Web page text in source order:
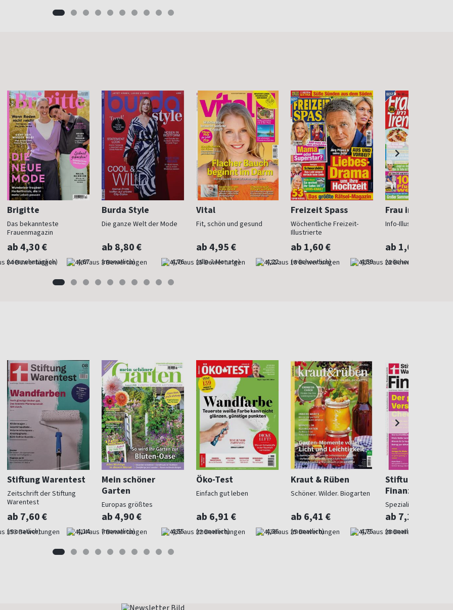
Brigitte
Das bekannteste
Frauenmagazin
ab 4,30 €
(vierzehntäglich) 4,67
Burda Style
Die ganze Welt der Mode
ab 8,80 €
(monatlich) 4,76
Vital
Fit, schön und gesund
ab 4,95 €
(alle 2 Monate) 4,22
Freizeit Spass
Wöchentliche Freizeit-
Illustrierte
ab 1,60 €
(wöchentlich) 4,59
Frau im Trend
Info-Illustrierte für
ab 1,60 €
(wöchentlich)
Stiftung Warentest
Zeitschrift der Stiftung
Warentest
ab 7,60 €
(monatlich) 4,14
Mein schöner
Garten
Europas größtes
Gartenmagazin
ab 4,90 €
(monatlich) 4,55
Öko-Test
Einfach gut leben
ab 6,91 €
(monatlich) 4,36
Kraut & Rüben
Schöner. Wilder. Biogarten
ab 6,41 €
(monatlich) 4,75
Stiftung
Finanzen
Spezialist in
ab 7,10 €
(monatlich)